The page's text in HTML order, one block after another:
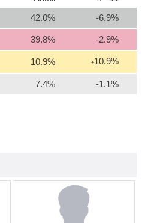
42.0% -6.9%
39.8% -2.9%
10.9% +10.9%
7.4% -1.1%